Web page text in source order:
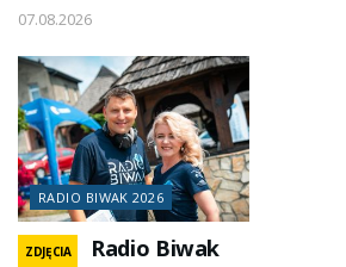
07.08.2026
RADIO BIWAK 2026
ZDJĘCIA
Radio Biwak